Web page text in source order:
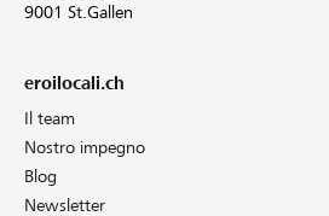
9001 St.Gallen
eroilocali.ch
Il team
Nostro impegno
Blog
Newsletter